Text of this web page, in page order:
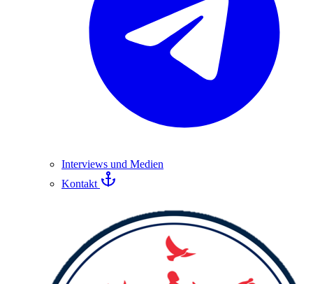
Interviews und Medien
Kontakt